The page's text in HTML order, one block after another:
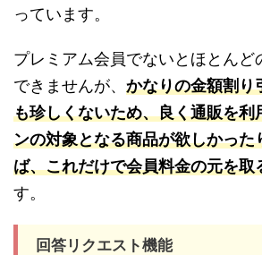
っています。
プレミアム会員でないとほとんど
できませんが、 かなりの金額割り
も珍しくないため、良く通販を利
ンの対象となる商品が欲しかった
ば、これだけで会員料金の元を取
す。
回答リクエスト機能